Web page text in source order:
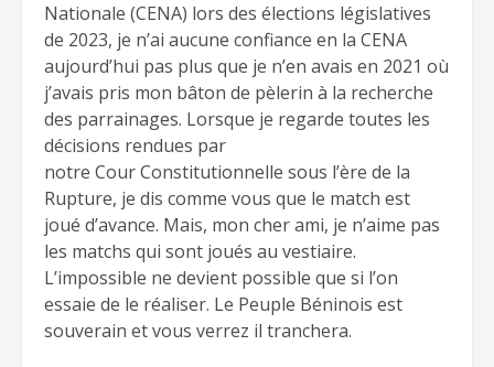
Nationale (CENA) lors des élections législatives
de 2023, je n’ai aucune confiance en la CENA
aujourd’hui pas plus que je n’en avais en 2021 où
j’avais pris mon bâton de pèlerin à la recherche
des parrainages. Lorsque je regarde toutes les
décisions rendues par
notre Cour Constitutionnelle sous l’ère de la
Rupture, je dis comme vous que le match est
joué d’avance. Mais, mon cher ami, je n’aime pas
les matchs qui sont joués au vestiaire.
L’impossible ne devient possible que si l’on
essaie de le réaliser. Le Peuple Béninois est
souverain et vous verrez il tranchera.